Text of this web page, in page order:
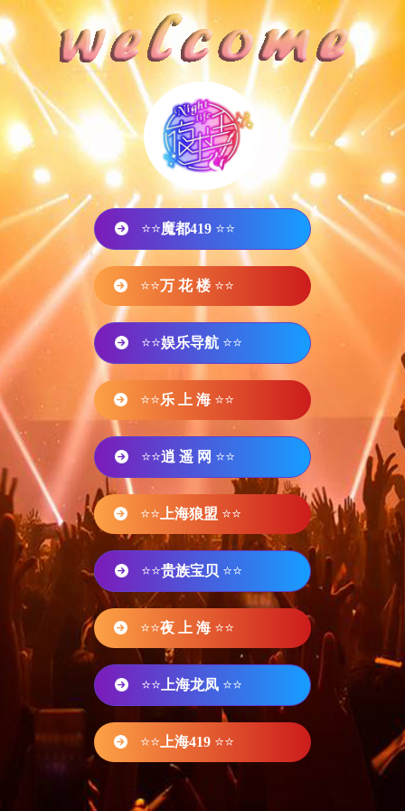
⭐⭐魔都419 ⭐⭐
⭐⭐万 花 楼 ⭐⭐
⭐⭐娱乐导航 ⭐⭐
⭐⭐乐 上 海 ⭐⭐
⭐⭐逍 遥 网 ⭐⭐
⭐⭐ 上海狼盟 ⭐⭐
⭐⭐贵族宝贝 ⭐⭐
⭐⭐夜 上 海 ⭐⭐
⭐⭐ 上海龙凤 ⭐⭐
⭐⭐ 上海419 ⭐⭐